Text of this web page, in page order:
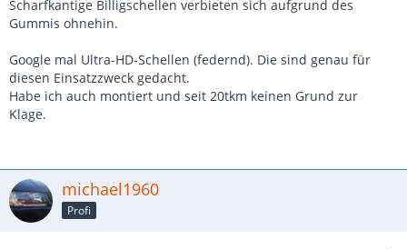
Scharfkantige Billigschellen verbieten sich aufgrund des
Gummis ohnehin.
Google mal Ultra-HD-Schellen (federnd). Die sind genau für
diesen Einsatzzweck gedacht.
Habe ich auch montiert und seit 20tkm keinen Grund zur
Klage.
michael1960
Profi